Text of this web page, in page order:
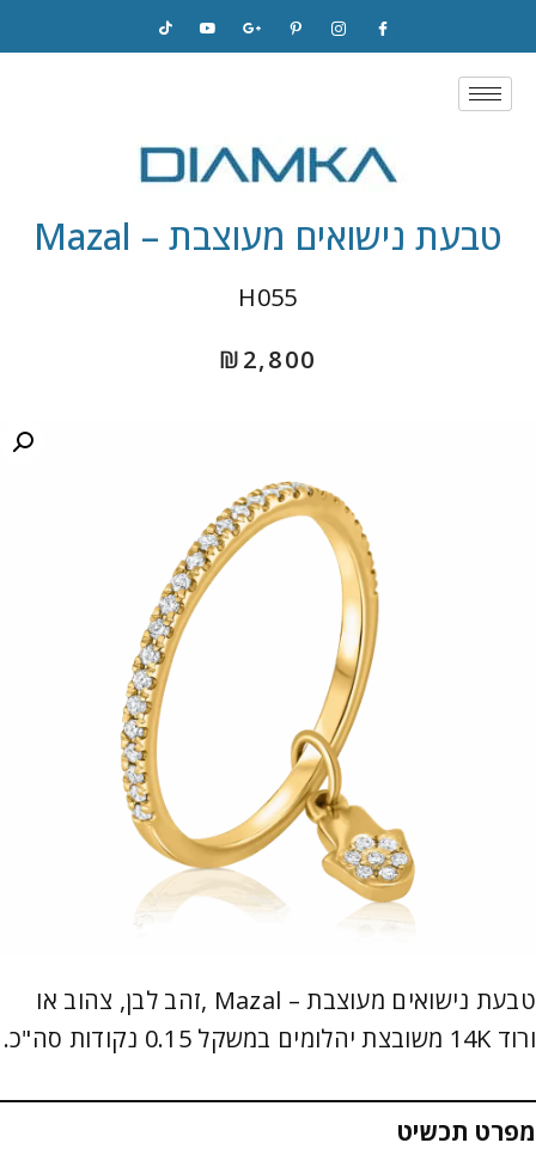
Skip
to
טבעת נישואים מעוצבת – Mazal
H055
₪2,800
טבעת נישואים מעוצבת – Mazal ,זהב לבן, צהוב או
ורוד 14K משובצת יהלומים במשקל 0.15 נקודות סה"כ.
מפרט תכשיט